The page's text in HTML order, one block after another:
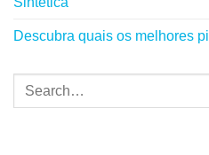
Descubra quais os melhores